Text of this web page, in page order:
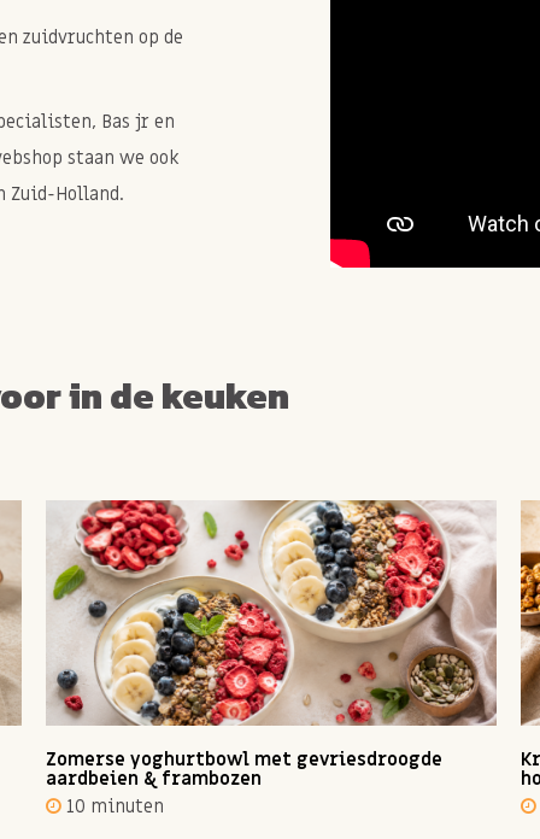
zuidvruchten op de
Bas jr en
staan we ook
Zuid-Holland.
in de keuken
Zomerse yoghurtbowl met gevriesdroogde
aardbeien & frambozen
10 minuten